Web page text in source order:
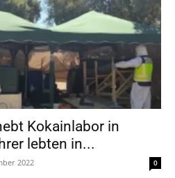
Kokainlabor in
lebten in...
2022 0